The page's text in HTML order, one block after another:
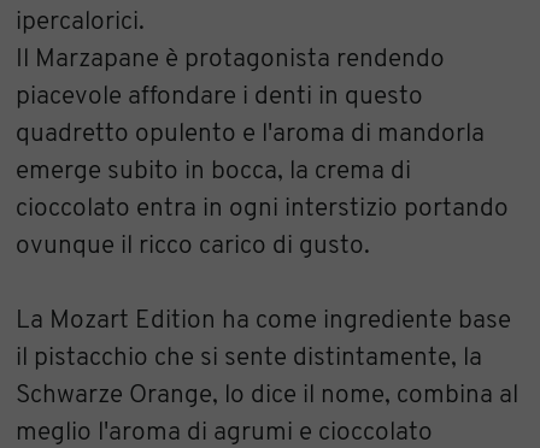
ipercalorici.
Il Marzapane è protagonista rendendo
piacevole affondare i denti in questo
quadretto opulento e l'aroma di mandorla
emerge subito in bocca, la crema di
cioccolato entra in ogni interstizio portando
ovunque il ricco carico di gusto.
La Mozart Edition ha come ingrediente base
il pistacchio che si sente distintamente, la
Schwarze Orange, lo dice il nome, combina al
meglio l'aroma di agrumi e cioccolato